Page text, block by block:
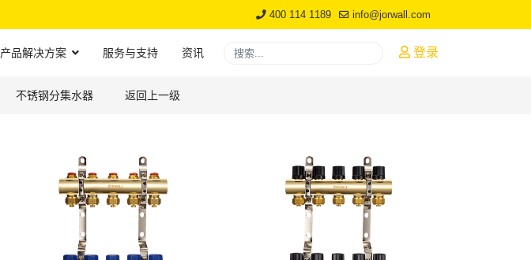
400 114 1189 info@jorwall.com
产品解决方案 服务与支持 资讯
搜索
登录
不锈钢分集水器 返回上一级